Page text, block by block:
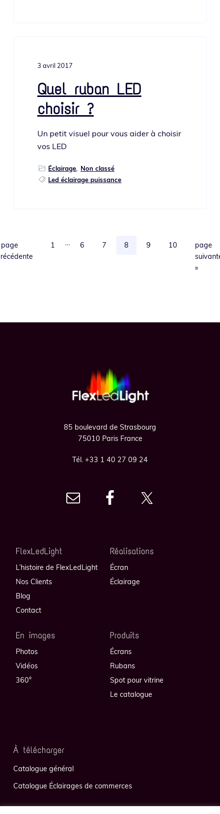
3 avril 2017
Quel ruban LED
choisir ?
Un petit visuel pour vous aider à choi­sir
vos LED
Éclairage
Non classé
Led éclairage puissance
Aller
à
page
Page
1
Pages
… Page
6 Page
7 Page
8 Page
9 Page
10
Aller
à
la
page
»
85 boulevard de Strasbourg
75010 Paris France
Tél. +33 1 40 27 09 24
FlexLedLight
L’histoire de FlexLedLight
Nos Clients
Blog
Contact
Réalisations
Écran
Éclairage
En images
Photos
Vidéos
360°
Produits
Écrans
Rubans
Spot pour vitrine
Le catalogue
À télécharger
Catalogue général
Catalogue Éclairages de commerces